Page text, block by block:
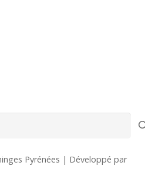
Pyrénées | Développé par